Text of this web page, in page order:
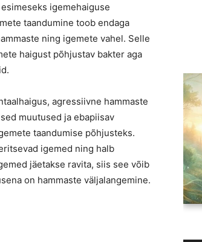
igemehaiguse
taandumine toob endaga
ning igemete vahel. Selle
haigust põhjustav bakter aga
agressiivne hammaste
muutused ja ebapiisav
taandumise põhjusteks.
igemed ning halb
jäetakse ravita, siis see võib
on hammaste väljalangemine.